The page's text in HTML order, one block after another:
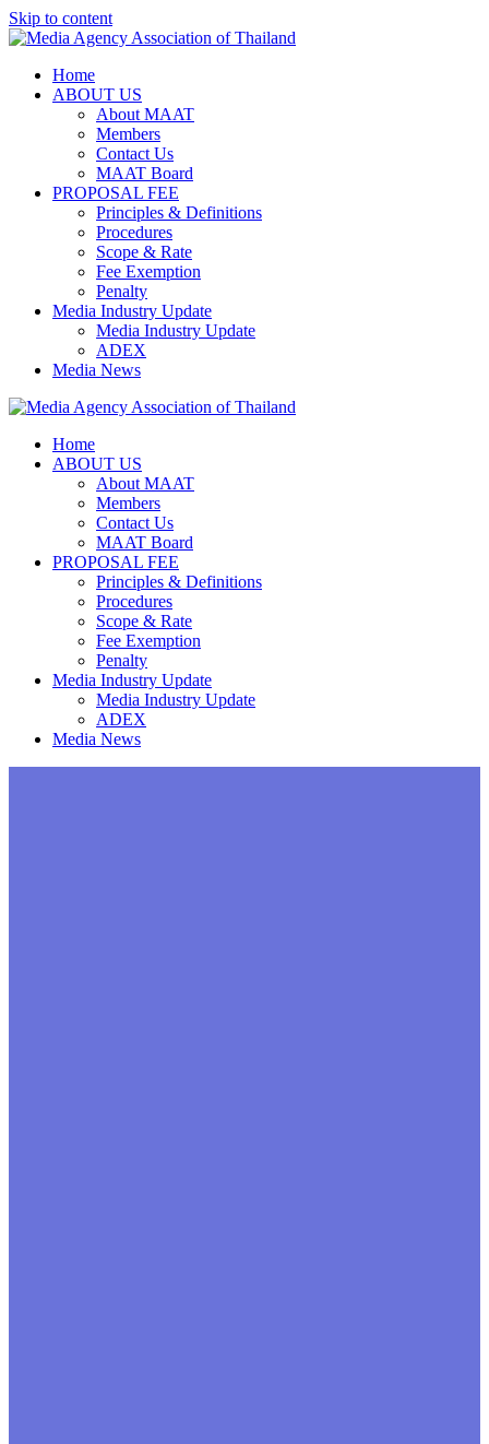
Skip to content
Home
ABOUT US
About MAAT
Members
Contact Us
MAAT Board
PROPOSAL FEE
Principles & Definitions
Procedures
Scope & Rate
Fee Exemption
Penalty
Media Industry Update
Media Industry Update
ADEX
Media News
Home
ABOUT US
About MAAT
Members
Contact Us
MAAT Board
PROPOSAL FEE
Principles & Definitions
Procedures
Scope & Rate
Fee Exemption
Penalty
Media Industry Update
Media Industry Update
ADEX
Media News